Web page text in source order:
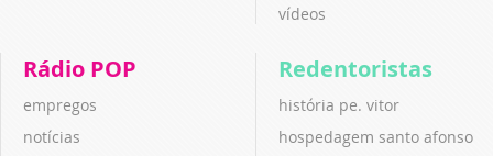
vídeos
Rádio POP
empregos
notícias
Redentoristas
história pe. vitor
hospedagem santo afonso